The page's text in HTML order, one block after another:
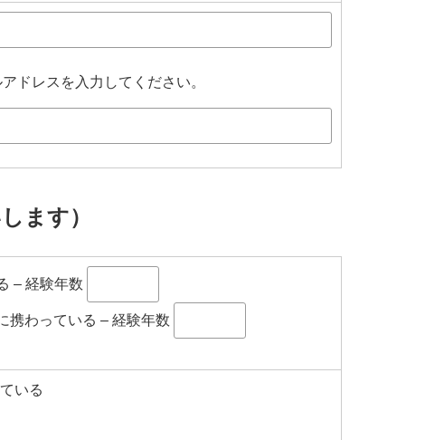
ドレスを入力してください。
ます）
– 経験年数
携わっている – 経験年数
いる